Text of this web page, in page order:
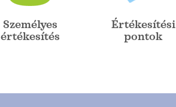
Személyes
értékesítés
Értékesítési
pontok